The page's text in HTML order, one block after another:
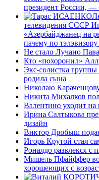
президент России, —
телевидения СССР
«Азербайджанец на
пачему по
Не стало Лучано
Кто «похоронил»
Экс-солистка
родила сына
Николаю
Никита Михалков
Валентино уходит
Ирина Салтыкова
дизайн
Виктор Дробыш
Игорь Крутой стал
Роналдо развлекся с
Мишель Пфайффер
хорошеющих с